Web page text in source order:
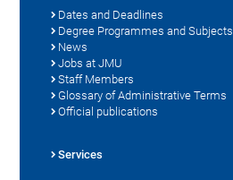
Dates and Deadlines
Degree Programmes and Subjects
News
Jobs at JMU
Staff Members
Glossary of Administrative Terms
Official publications
Services